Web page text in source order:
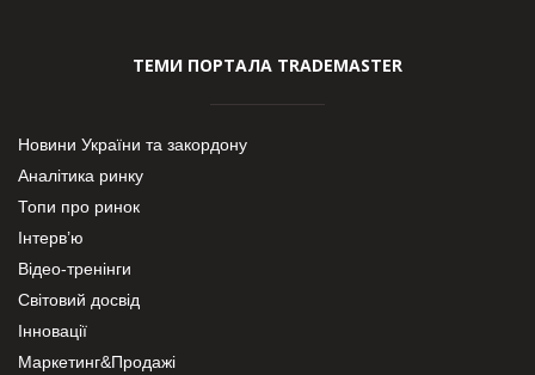
ТЕМИ ПОРТАЛА TRADEMASTER
Новини України та закордону
Аналітика ринку
Топи про ринок
Інтерв’ю
Відео-тренінги
Світовий досвід
Інновації
Маркетинг&Продажі